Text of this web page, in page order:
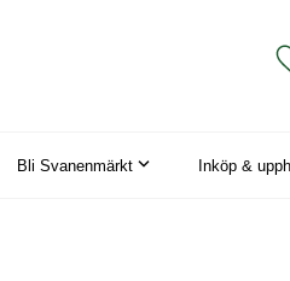
Bli Svanenmärkt Inköp &